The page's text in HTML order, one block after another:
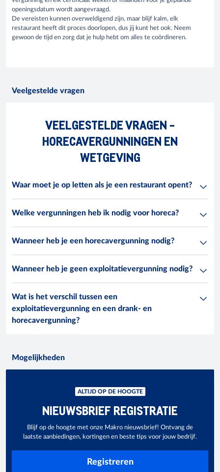
openingsdatum wordt aangevraagd.
De vereisten kunnen overweldigend zijn, maar blijf kalm, elk
restaurant heeft dit proces doorlopen, dus jij kunt het ook. Neem
gewoon de tijd en zorg dat je hulp hebt om alles te coördineren.
Veelgestelde vragen
VEELGESTELDE VRAGEN -
HORECAVERGUNNINGEN EN
WETGEVING
Waar moet je op letten als je een restaurant opent?
Welke vergunningen heb ik nodig voor horeca?
Wanneer heb je een horecavergunning nodig?
Wanneer heb je geen exploitatievergunning nodig?
Wat is het verschil tussen een
exploitatievergunning en een drank- en
horecavergunning?
Mogelijkheden
ALTIJD OP DE HOOGTE
NIEUWSBRIEF REGISTRATIE
Blijf op de hoogte met onze Makro nieuwsbrief! Ontvang de
laatste aanbiedingen, kortingen en beste tips voor jouw bedrijf.
Registreren